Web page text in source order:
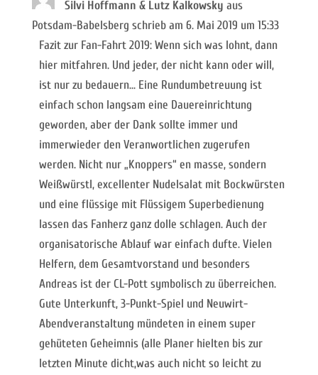
Silvi Hoffmann & Lutz Kalkowsky aus
Potsdam-Babelsberg schrieb am 6. Mai 2019 um 15:33
Fazit zur Fan-Fahrt 2019: Wenn sich was lohnt, dann
hier mitfahren. Und jeder, der nicht kann oder will,
ist nur zu bedauern... Eine Rundumbetreuung ist
einfach schon langsam eine Dauereinrichtung
geworden, aber der Dank sollte immer und
immerwieder den Veranwortlichen zugerufen
werden. Nicht nur „Knoppers“ en masse, sondern
Weißwürstl, excellenter Nudelsalat mit Bockwürsten
und eine flüssige mit Flüssigem Superbedienung
lassen das Fanherz ganz dolle schlagen. Auch der
organisatorische Ablauf war einfach dufte. Vielen
Helfern, dem Gesamtvorstand und besonders
Andreas ist der CL-Pott symbolisch zu überreichen.
Gute Unterkunft, 3-Punkt-Spiel und Neuwirt-
Abendveranstaltung mündeten in einem super
gehüteten Geheimnis (alle Planer hielten bis zur
letzten Minute dicht,was auch nicht so leicht zu